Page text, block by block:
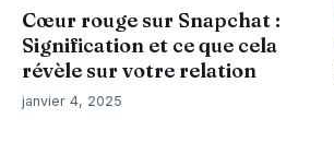
Cœur rouge sur Snapchat :
Signification et ce que cela
révèle sur votre relation
janvier 4, 2025